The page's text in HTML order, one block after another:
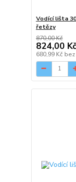
Vodící lišta
řetězy
870,00 Kč
824,00 Kč
680,99 Kč bez